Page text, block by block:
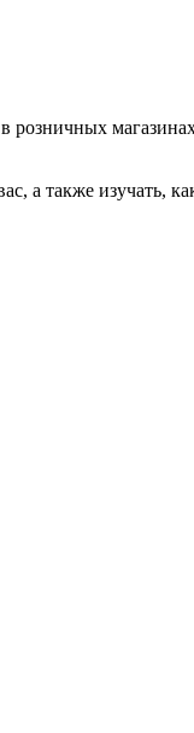
розничных
а также изучать,